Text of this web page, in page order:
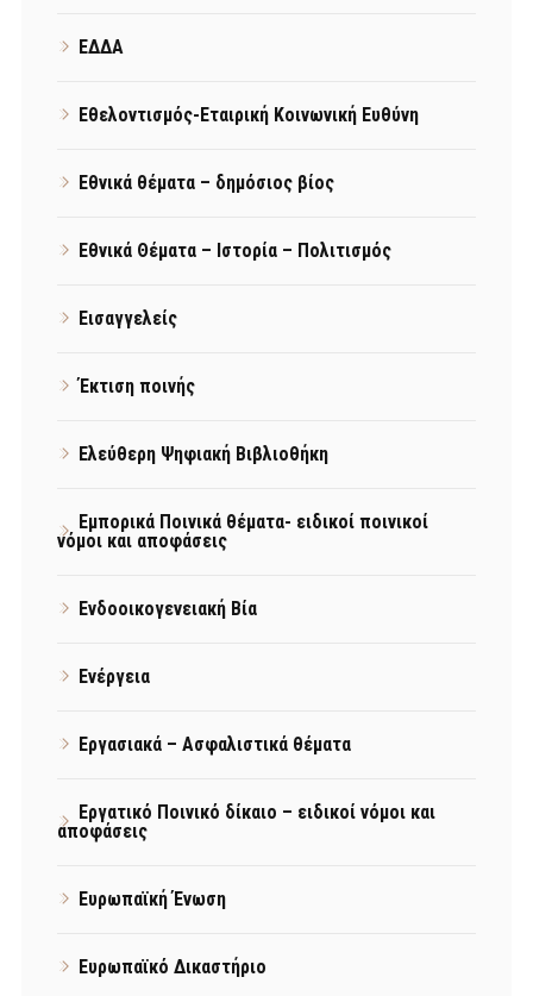
ΕΔΔΑ
Εθελοντισμός-Εταιρική Κοινωνική Ευθύνη
Εθνικά θέματα – δημόσιος βίος
Εθνικά Θέματα – Ιστορία – Πολιτισμός
Εισαγγελείς
Έκτιση ποινής
Ελεύθερη Ψηφιακή Βιβλιοθήκη
Εμπορικά Ποινικά θέματα- ειδικοί ποινικοί
νόμοι και αποφάσεις
Ενδοοικογενειακή Βία
Ενέργεια
Εργασιακά – Ασφαλιστικά θέματα
Εργατικό Ποινικό δίκαιο – ειδικοί νόμοι και
αποφάσεις
Ευρωπαϊκή Ένωση
Ευρωπαϊκό Δικαστήριο